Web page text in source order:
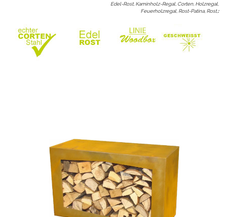
Edel-Rost, Kaminholz-Regal, Corten, Holzregal,
Feuerholzregal, Rost-Patina, Rost,: